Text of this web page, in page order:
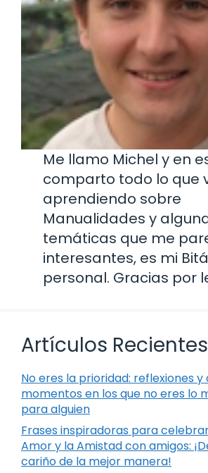
Me llamo Michel y en
comparto todo lo que
aprendiendo sobre
Manualidades y
temáticas que me
interesantes, es mi
personal. Gracias por
Artículos Recientes
No eres la prioridad: reflexiones
momentos en los que no eres lo
para alguien
Frases inspiradoras para
Amor y la Amistad con amigos:
cariño de la mejor manera!